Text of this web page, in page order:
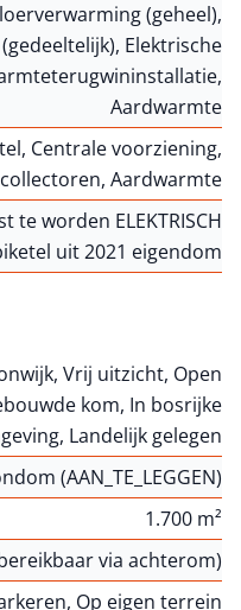
(geheel),
Elektrische
Aardwarmte
Centrale voorziening,
Aardwarmte
te worden ELEKTRISCH
uit 2021 eigendom
Vrij uitzicht, Open
kom, In bosrijke
Landelijk gelegen
(AAN_TE_LEGGEN)
1.700 m²
via achterom)
Op eigen terrein